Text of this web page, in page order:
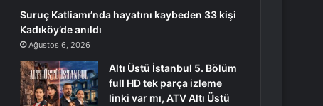
Suruç Katliamı’nda hayatını kaybeden 33 kişi
Kadıköy’de anıldı
Ağustos 6, 2026
Altı Üstü İstanbul 5. Bölüm
full HD tek parça izleme
linki var mı, ATV Altı Üstü